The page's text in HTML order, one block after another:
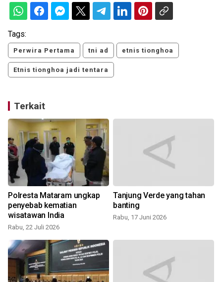
Tags:
Perwira Pertama tni ad etnis tionghoa
Etnis tionghoa jadi tentara
Terkait
Polresta Mataram ungkap
penyebab kematian
wisatawan India
Rabu, 22 Juli 2026
Tanjung Verde yang tahan
banting
Rabu, 17 Juni 2026